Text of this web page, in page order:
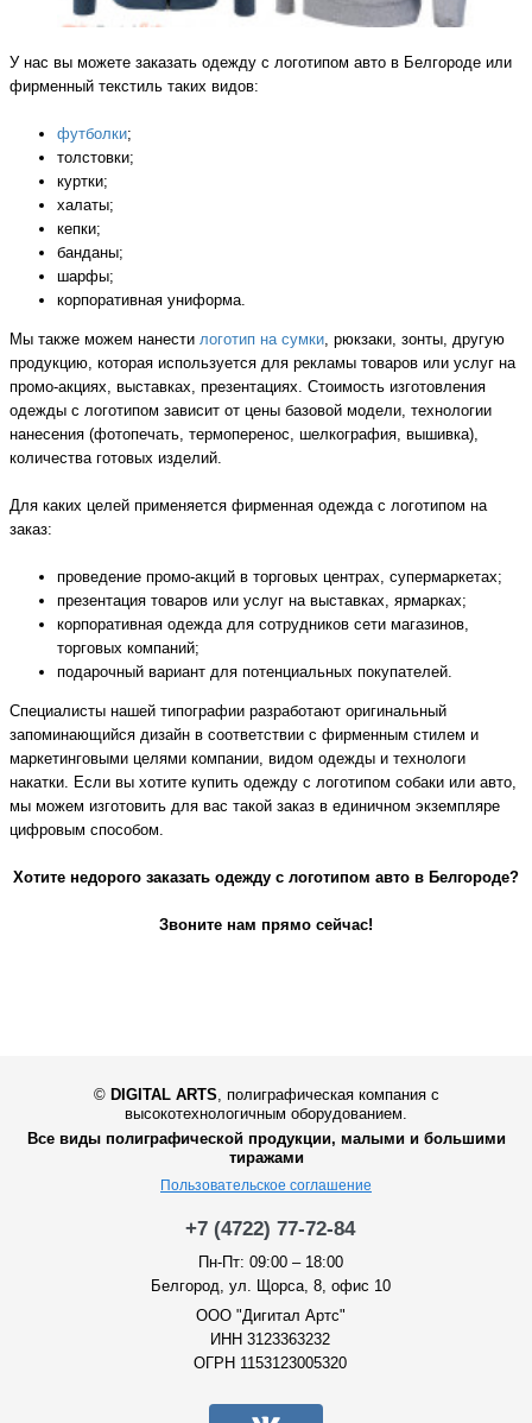
У нас вы можете заказать одежду с логотипом авто в Белгороде или
фирменный текстиль таких видов:
футболки;
толстовки;
куртки;
халаты;
кепки;
банданы;
шарфы;
корпоративная униформа.
Мы также можем нанести логотип на сумки , рюкзаки, зонты, другую
продукцию, которая используется для рекламы товаров или услуг на
промо-акциях, выставках, презентациях. Стоимость изготовления
одежды с логотипом зависит от цены базовой модели, технологии
нанесения (фотопечать, термоперенос, шелкография, вышивка),
количества готовых изделий.
Для каких целей применяется фирменная одежда с логотипом на
заказ:
проведение промо-акций в торговых центрах, супермаркетах;
презентация товаров или услуг на выставках, ярмарках;
корпоративная одежда для сотрудников сети магазинов,
торговых компаний;
подарочный вариант для потенциальных покупателей.
Специалисты нашей типографии разработают оригинальный
запоминающийся дизайн в соответствии с фирменным стилем и
маркетинговыми целями компании, видом одежды и технологи
накатки. Если вы хотите купить одежду с логотипом собаки или авто,
мы можем изготовить для вас такой заказ в единичном экземпляре
цифровым способом.
Хотите недорого заказать одежду с логотипом авто в Белгороде?
Звоните нам прямо сейчас!
© DIGITAL ARTS, полиграфическая компания с
высокотехнологичным оборудованием.
Все виды полиграфической продукции, малыми и большими
тиражами
Пользовательское соглашение
+7 (4722) 77-72-84
Пн-Пт: 09:00 – 18:00
Белгород, ул. Щорса, 8, офис 10
ООО "Дигитал Артс"
ИНН 3123363232
ОГРН 1153123005320